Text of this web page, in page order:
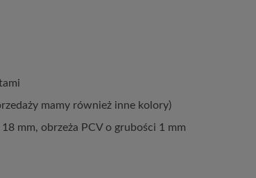
mamy również inne kolory)
mm, obrzeża PCV o grubości 1 mm